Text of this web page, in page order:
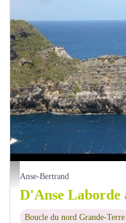
"La Tortue" - PNG
Anse-Bertrand
Boucle du nord Grande-Terre